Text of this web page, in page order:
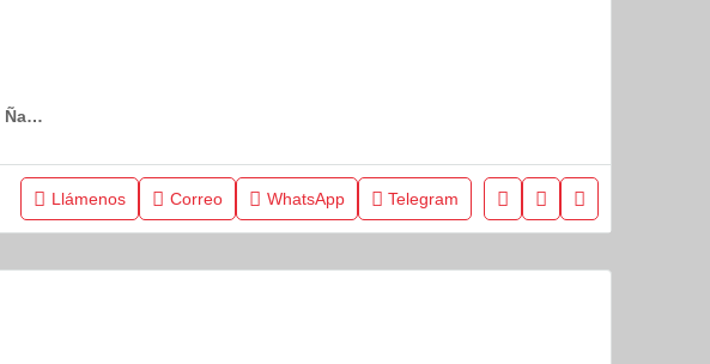
Pichincha, Quitumbe, DM Quito, Huayrallacta, Av Liri Ñan y Amaru Ñan
Llámenos Correo WhatsApp Telegram